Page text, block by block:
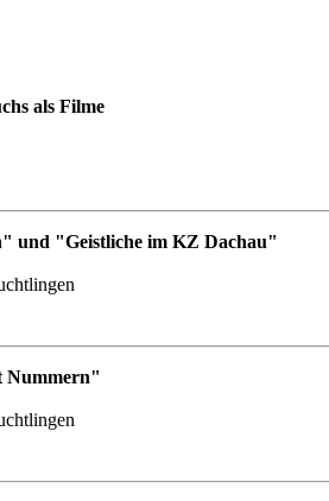
als Filme
und "Geistliche im KZ Dachau"
Nummern"